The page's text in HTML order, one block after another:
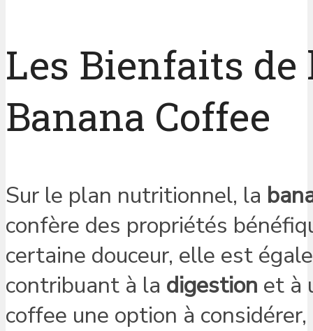
Les Bienfaits de
Banana Coffee
Sur le plan nutritionnel, la
confère des propriétés
certaine douceur, elle est
contribuant à la digestion et à
coffee une option à